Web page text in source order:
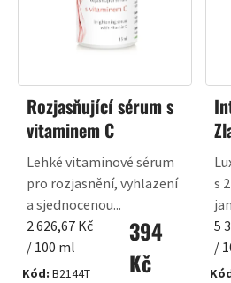
Rozjasňující sérum s
vitaminem C
394
Kč
Měrná
cena:
2 626,67 Kč
/ 100 ml
Lehké vitaminové sérum
pro rozjasnění, vyhlazení
a sjednocenou...
Kód: B2144T
5
/
s